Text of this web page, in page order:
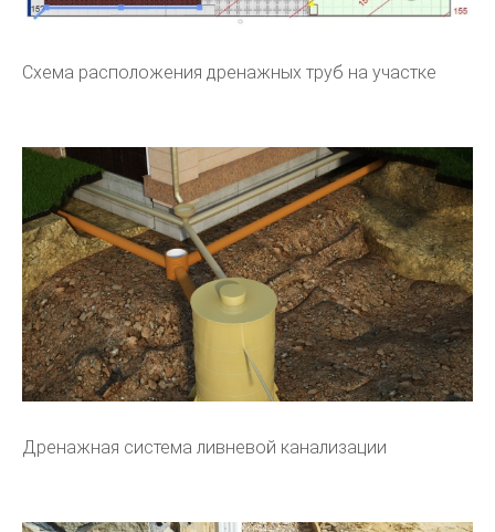
Схема расположения дренажных труб на участке
Дренажная система ливневой канализации